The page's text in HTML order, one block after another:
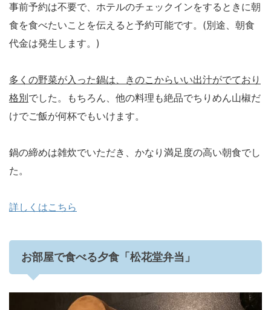
事前予約は不要で、ホテルのチェックインをするときに朝
食を食べたいことを伝えると予約可能です。(別途、朝食
代金は発生します。)
多くの野菜が入った鍋は、きのこからいい出汁がでており
格別でした。もちろん、他の料理も絶品でちりめん山椒だ
けでご飯が何杯でもいけます。
鍋の締めは雑炊でいただき、かなり満足度の高い朝食でし
た。
詳しくはこちら
お部屋で食べる夕食「松花堂弁当」